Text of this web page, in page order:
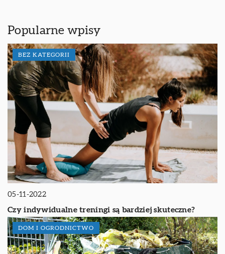
Popularne wpisy
BEZ KATEGORII
05-11-2022
Czy indywidualne treningi są bardziej skuteczne?
DOM I OGRODNICTWO